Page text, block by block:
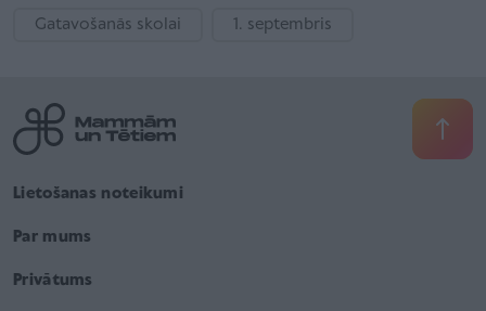
Gatavošanās skolai 1. septembris
Lietošanas noteikumi
Par mums
Privātums